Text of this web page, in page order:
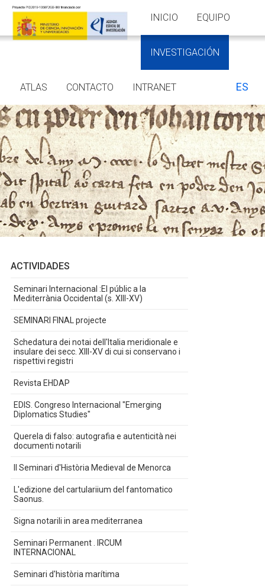
INICIO EQUIPO
INVESTIGACIÓN
ATLAS CONTACTO INTRANET ES
ACTIVIDADES
Seminari Internacional :El públic a la
Mediterrània Occidental (s. XIII-XV)
SEMINARI FINAL projecte
Schedatura dei notai dell'Italia meridionale e
insulare dei secc. XIII-XV di cui si conservano i
rispettivi registri
Revista EHDAP
EDIS. Congreso Internacional "Emerging
Diplomatics Studies"
Querela di falso: autografia e autenticità nei
documenti notarili
II Seminari d'Història Medieval de Menorca
L'edizione del cartulariium del fantomatico
Saonus.
Signa notarili in area mediterranea
Seminari Permanent . IRCUM
INTERNACIONAL
Seminari d'història marítima